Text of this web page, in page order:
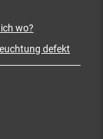
wo?
defekt